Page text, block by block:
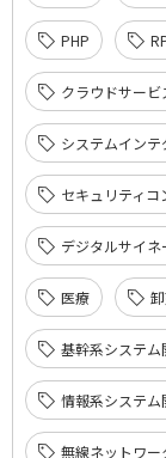
PHP
クラウドサービ
システムイン
セキュリティコ
デジタルサイネ
医療
基幹系システム
情報系システム
無線ネットワー